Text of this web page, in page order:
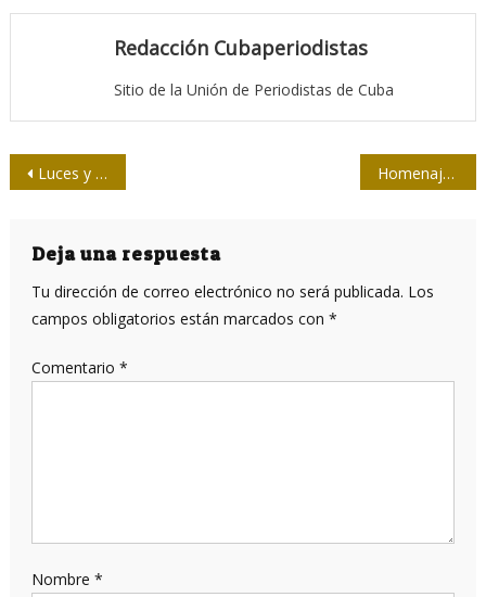
Redacción Cubaperiodistas
Sitio de la Unión de Periodistas de Cuba
Navegación
entradas
Luces y sombras sobre la mesa de trabajo del Jurado 26/7 Homenaje de periodistas camagüeyanos a Nicolás Guillén
Deja una respuesta
Tu dirección de correo electrónico no será publicada. Los
campos obligatorios están marcados con *
Comentario *
Nombre *